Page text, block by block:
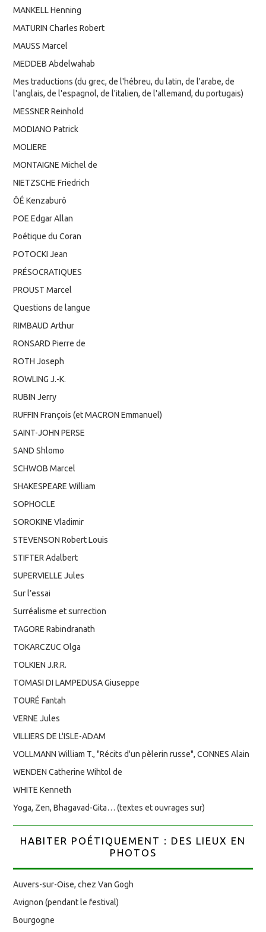
MANKELL Henning
MATURIN Charles Robert
MAUSS Marcel
MEDDEB Abdelwahab
Mes traductions (du grec, de l'hébreu, du latin, de l'arabe, de
l'anglais, de l'espagnol, de l'italien, de l'allemand, du portugais)
MESSNER Reinhold
MODIANO Patrick
MOLIERE
MONTAIGNE Michel de
NIETZSCHE Friedrich
ÔÉ Kenzaburô
POE Edgar Allan
Poétique du Coran
POTOCKI Jean
PRÉSOCRATIQUES
PROUST Marcel
Questions de langue
RIMBAUD Arthur
RONSARD Pierre de
ROTH Joseph
ROWLING J.-K.
RUBIN Jerry
RUFFIN François (et MACRON Emmanuel)
SAINT-JOHN PERSE
SAND Shlomo
SCHWOB Marcel
SHAKESPEARE William
SOPHOCLE
SOROKINE Vladimir
STEVENSON Robert Louis
STIFTER Adalbert
SUPERVIELLE Jules
Sur l’essai
Surréalisme et surrection
TAGORE Rabindranath
TOKARCZUC Olga
TOLKIEN J.R.R.
TOMASI DI LAMPEDUSA Giuseppe
TOURÉ Fantah
VERNE Jules
VILLIERS DE L'ISLE-ADAM
VOLLMANN William T., "Récits d'un pèlerin russe", CONNES Alain
WENDEN Catherine Wihtol de
WHITE Kenneth
Yoga, Zen, Bhagavad-Gita… (textes et ouvrages sur)
HABITER POÉTIQUEMENT : DES LIEUX EN
PHOTOS
Auvers-sur-Oise, chez Van Gogh
Avignon (pendant le festival)
Bourgogne